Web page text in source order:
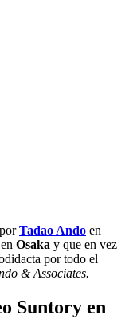
Tadao Ando en
Osaka y que en vez
por todo el
& Associates.
Suntory en